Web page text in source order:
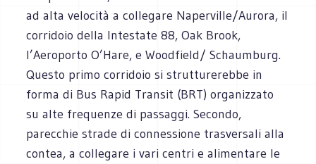
ad alta velocità a collegare Naperville/Aurora, il
corridoio della Intestate 88, Oak Brook,
l’Aeroporto O’Hare, e Woodfield/ Schaumburg.
Questo primo corridoio si strutturerebbe in
forma di Bus Rapid Transit (BRT) organizzato
su alte frequenze di passaggi. Secondo,
parecchie strade di connessione trasversali alla
contea, a collegare i vari centri e alimentare le